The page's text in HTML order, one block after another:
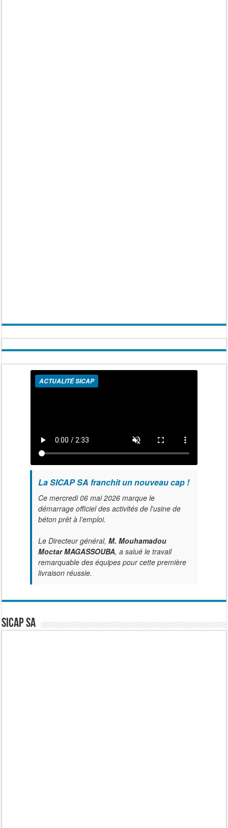
ACTUALITÉ SICAP
La SICAP SA franchit un nouveau cap !
Ce mercredi 06 mai 2026 marque le
démarrage officiel des activités de l'usine de
béton prêt à l’emploi.
Le Directeur général, M. Mouhamadou
Moctar MAGASSOUBA, a salué le travail
remarquable des équipes pour cette première
livraison réussie.
SICAP SA